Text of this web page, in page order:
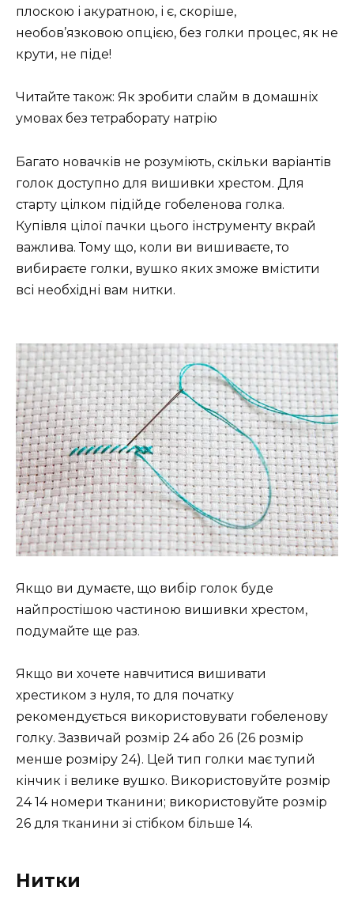
плоскою і акуратною, і є, скоріше,
необов’язковою опцією, без голки процес, як не
крути, не піде!
Читайте також: Як зробити слайм в домашніх
умовах без тетраборату натрію
Багато новачків не розуміють, скільки варіантів
голок доступно для вишивки хрестом. Для
старту цілком підійде гобеленова голка.
Купівля цілої пачки цього інструменту вкрай
важлива. Тому що, коли ви вишиваєте, то
вибираєте голки, вушко яких зможе вмістити
всі необхідні вам нитки.
Якщо ви думаєте, що вибір голок буде
найпростішою частиною вишивки хрестом,
подумайте ще раз.
Якщо ви хочете навчитися вишивати
хрестиком з нуля, то для початку
рекомендується використовувати гобеленову
голку. Зазвичай розмір 24 або 26 (26 розмір
менше розміру 24). Цей тип голки має тупий
кінчик і велике вушко. Використовуйте розмір
24 14 номери тканини; використовуйте розмір
26 для тканини зі стібком більше 14.
Нитки